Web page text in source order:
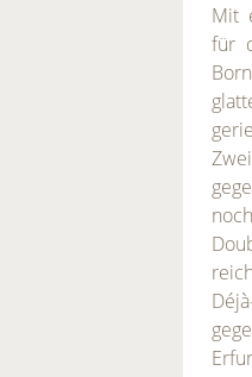
Mit
für